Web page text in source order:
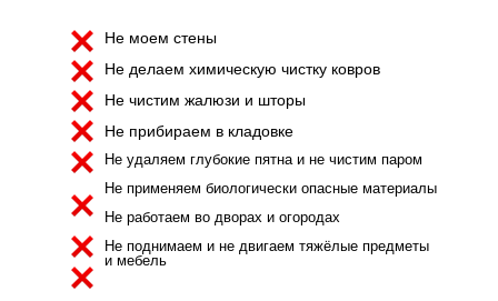
Не моем стены
Не делаем химическую чистку ковров
Не чистим жалюзи и шторы
Не прибираем в кладовке
Не удаляем глубокие пятна и не чистим паром
Не применяем биологически опасные материалы
Не работаем во дворах и огородах
Не поднимаем и не двигаем тяжёлые предметы
и мебель